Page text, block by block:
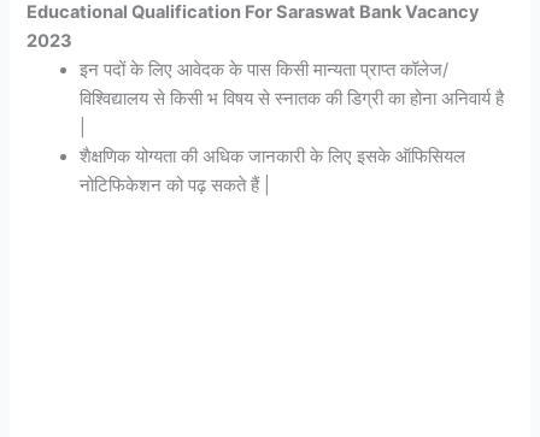
Educational Qualification For Saraswat Bank Vacancy
2023
इन पदों के लिए आवेदक के पास किसी मान्यता प्राप्त कॉलेज/
विश्विद्यालय से किसी भ विषय से स्नातक की डिग्री का होना अनिवार्य है
शैक्षणिक योग्यता की अधिक जानकारी के लिए इसके ऑफिसियल
नोटिफिकेशन को पढ़ सकते हैं |